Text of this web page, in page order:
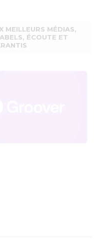
MEILLEURS MÉDIAS,
ÉCOUTE ET